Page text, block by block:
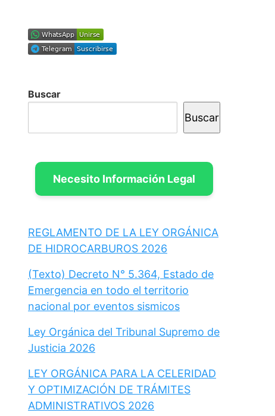
Buscar
Buscar
Necesito Información Legal
REGLAMENTO DE LA LEY ORGÁNICA
DE HIDROCARBUROS 2026
(Texto) Decreto N° 5.364, Estado de
Emergencia en todo el territorio
nacional por eventos sismicos
Ley Orgánica del Tribunal Supremo de
Justicia 2026
LEY ORGÁNICA PARA LA CELERIDAD
Y OPTIMIZACIÓN DE TRÁMITES
ADMINISTRATIVOS 2026